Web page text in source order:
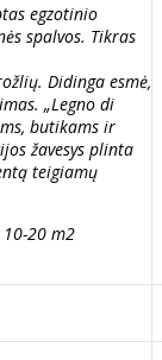
egzotinio
spalvos. Tikras
Didinga esmė,
„Legno di
butikams ir
žavesys plinta
teigiamų
20 m2